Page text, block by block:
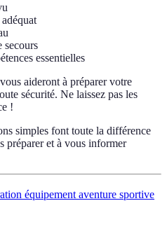
secours
essentielles
aideront à préparer votre
sécurité. Ne laissez pas les
!
simples font toute la différence
préparer et à vous informer
équipement aventure sportive